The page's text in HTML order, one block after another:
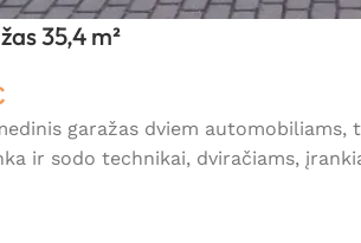
35,4 m²
garažas dviem
ir sodo technikai, dviračiams,